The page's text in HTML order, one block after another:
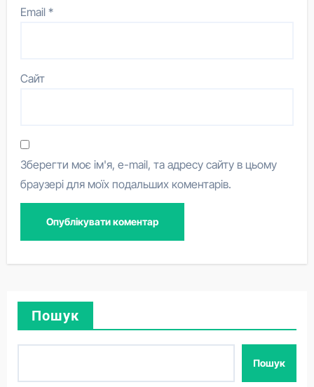
Email*
Сайт
Зберегти моє ім'я, e-mail, та адресу сайту в цьому
браузері для моїх подальших коментарів.
Пошук
Пошук